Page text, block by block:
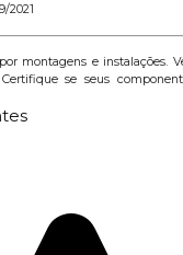
2021
montagens e instalações.
se seus